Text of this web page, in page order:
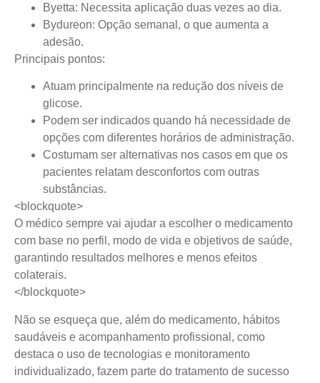
Byetta: Necessita aplicação duas vezes ao dia.
Bydureon: Opção semanal, o que aumenta a
adesão.
Principais pontos:
Atuam principalmente na redução dos níveis de
glicose.
Podem ser indicados quando há necessidade de
opções com diferentes horários de administração.
Costumam ser alternativas nos casos em que os
pacientes relatam desconfortos com outras
substâncias.
<blockquote>
O médico sempre vai ajudar a escolher o medicamento
com base no perfil, modo de vida e objetivos de saúde,
garantindo resultados melhores e menos efeitos
colaterais.
</blockquote>
Não se esqueça que, além do medicamento, hábitos
saudáveis e acompanhamento profissional, como
destaca o uso de tecnologias e monitoramento
individualizado, fazem parte do tratamento de sucesso